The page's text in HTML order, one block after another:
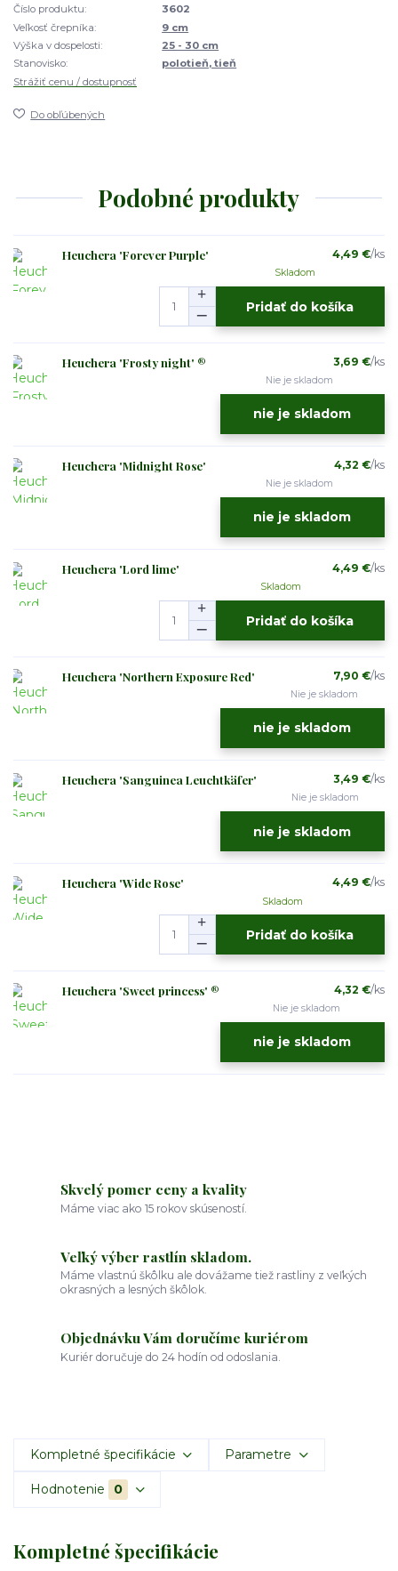
Číslo produktu:
3602
Veľkosť črepníka:
9 cm
Výška v dospelosti:
25 - 30 cm
Stanovisko:
polotieň, tieň
Strážiť cenu / dostupnosť
Do obľúbených
Podobné produkty
Heuchera 'Forever Purple' 4,49 €/ks
Skladom
Pridať do košíka
Heuchera 'Frosty night' ® 3,69 €/ks
Nie je skladom
nie je skladom
Heuchera 'Midnight Rose' 4,32 €/ks
Nie je skladom
nie je skladom
Heuchera 'Lord lime' 4,49 €/ks
Skladom
Pridať do košíka
Heuchera 'Northern Exposure Red' 7,90 €/ks
Nie je skladom
nie je skladom
Heuchera 'Sanguinea Leuchtkäfer' 3,49 €/ks
Nie je skladom
nie je skladom
Heuchera 'Wide Rose' 4,49 €/ks
Skladom
Pridať do košíka
Heuchera 'Sweet princess' ® 4,32 €/ks
Nie je skladom
nie je skladom
Skvelý pomer ceny a kvality
Máme viac ako 15 rokov skúseností.
Veľký výber rastlín skladom.
Máme vlastnú škôlku ale dovážame tiež rastliny z veľkých
okrasných a lesných škôlok.
Objednávku Vám doručíme kuriérom
Kuriér doručuje do 24 hodín od odoslania.
Kompletné špecifikácie Parametre
Hodnotenie 0
Kompletné špecifikácie